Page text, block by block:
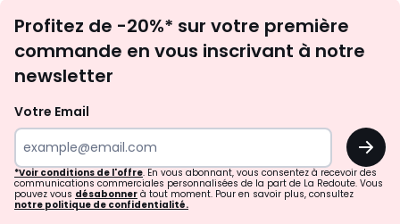
newsletter
Profitez de -20%* sur votre première
commande en vous inscrivant à notre
newsletter
Votre Email
OK
*Voir conditions de l'offre. En vous abonnant, vous consentez à recevoir des
communications commerciales personnalisées de la part de La Redoute. Vous
pouvez vous désabonner à tout moment. Pour en savoir plus, consultez
notre politique de confidentialité.